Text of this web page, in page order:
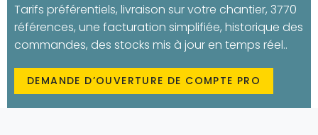
Tarifs préférentiels, livraison sur votre chantier, 3770
références, une facturation simplifiée, historique des
commandes, des stocks mis à jour en temps réel..
DEMANDE D’OUVERTURE DE COMPTE PRO